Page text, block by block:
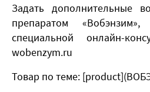
Задать дополнительные
препаратом
специальной онлайн-
wobenzym.ru
Товар по теме: